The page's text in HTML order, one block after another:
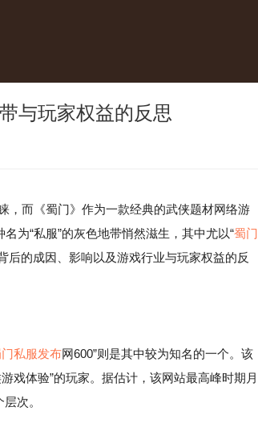
与玩家权益的反思
，而《蜀门》作为一款经典的武侠题材网络游
为“私服”的灰色地带悄然滋生，其中尤以“蜀门
后的成因、影响以及游戏行业与玩家权益的反
私服发布网600”则是其中较为知名的一个。该
戏体验”的玩家。据估计，该网站最高峰时期月
次。